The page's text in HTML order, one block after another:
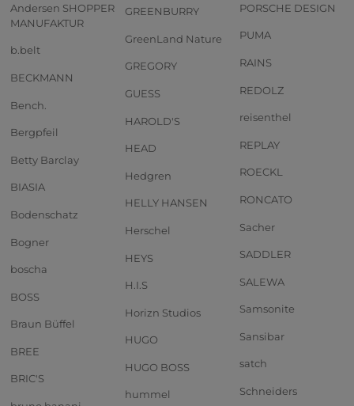
Andersen SHOPPER
MANUFAKTUR
b.belt
BECKMANN
Bench.
Bergpfeil
Betty Barclay
BIASIA
Bodenschatz
Bogner
boscha
BOSS
Braun Büffel
BREE
BRIC'S
GREENBURRY
GreenLand Nature
GREGORY
GUESS
HAROLD'S
HEAD
Hedgren
HELLY HANSEN
Herschel
HEYS
H.I.S
Horizn Studios
HUGO
HUGO BOSS
hummel
PORSCHE DESIGN
PUMA
RAINS
REDOLZ
reisenthel
REPLAY
ROECKL
RONCATO
Sacher
SADDLER
SALEWA
Samsonite
Sansibar
satch
Schneiders